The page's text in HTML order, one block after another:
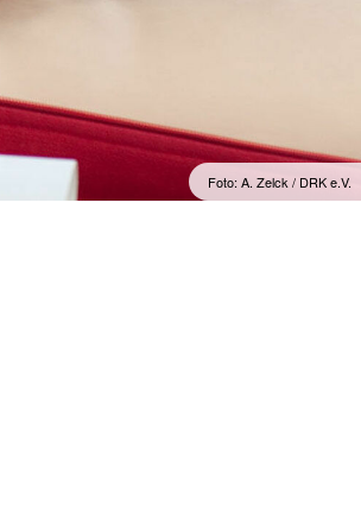
Sanitätsdienst
Schnelleinsatzgruppen
Foto: A. Zelck / DRK e.V.